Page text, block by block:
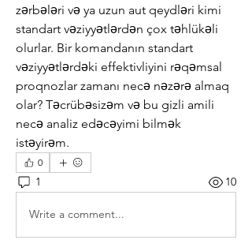
zərbələri və ya uzun aut qeydləri kimi
standart vəziyyətlərdən çox təhlükəli
olurlar. Bir komandanın standart
vəziyyətlərdəki effektivliyini rəqəmsal
proqnozlar zamanı necə nəzərə almaq
olar? Təcrübəsizəm və bu gizli amili
necə analiz edəcəyimi bilmək
istəyirəm.
0
1 10
Write a comment...